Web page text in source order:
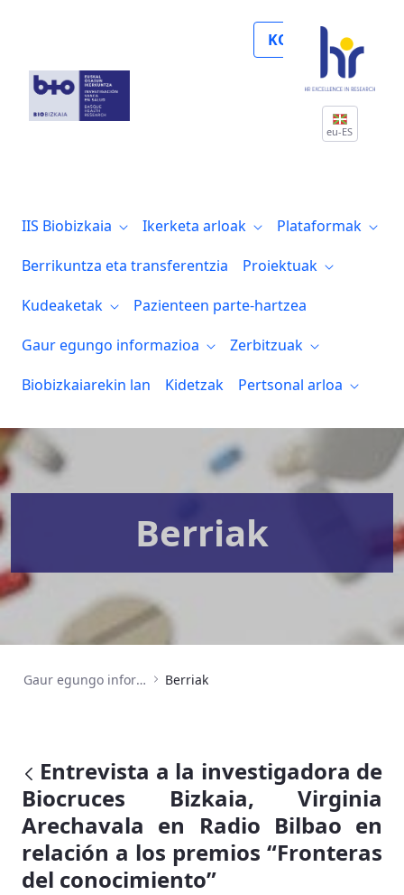
KOLABORATU
eu-ES
IIS Biobizkaia Ikerketa arloak
Plataformak
Berrikuntza eta transferentzia
Proiektuak
Kudeaketak
Pazienteen parte-hartzea
Gaur egungo informazioa
Zerbitzuak
Biobizkaiarekin lan
Kidetzak Pertsonal arloa
Berriak
Gaur egungo informazioa Berriak
Entrevista a la investigadora de
Biocruces Bizkaia, Virginia
Arechavala en Radio Bilbao en
relación a los premios “Fronteras
del conocimiento”